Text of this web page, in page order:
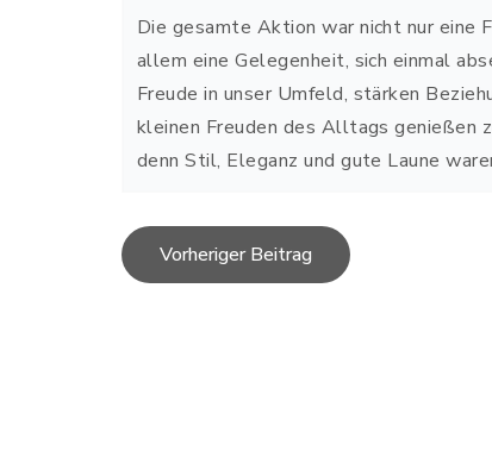
Die gesamte Aktion war nicht nur eine
allem eine Gelegenheit, sich einmal
Freude in unser Umfeld, stärken
kleinen Freuden des Alltags genießen
denn Stil, Eleganz und gute Laune
Post
navigation
Vorheriger Beitrag